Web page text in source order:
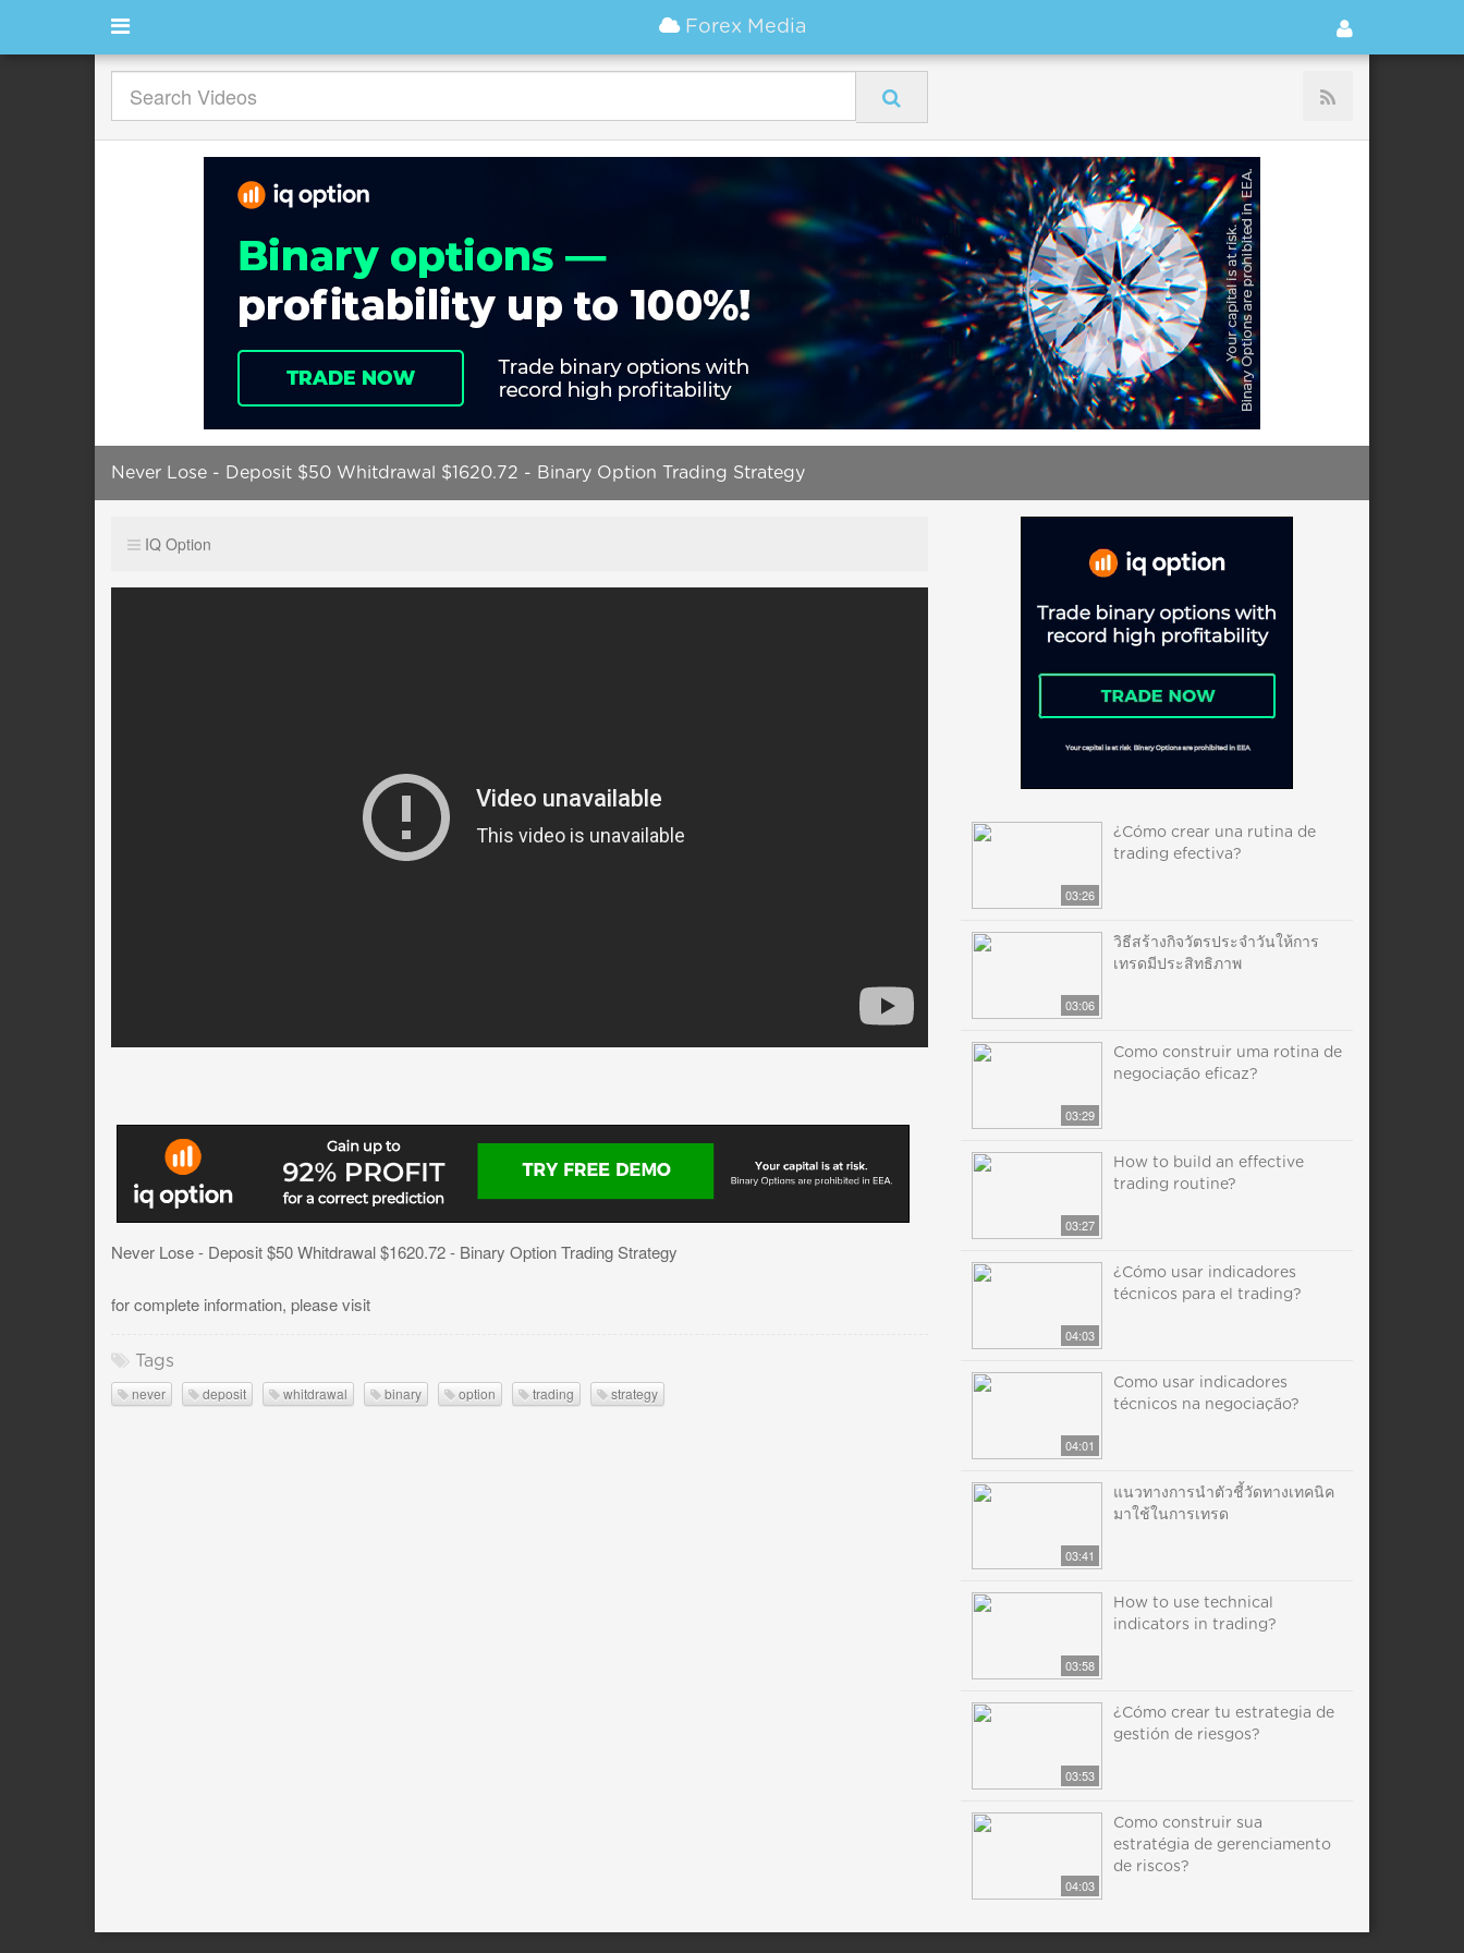
Forex Media
Never Lose - Deposit $50 Whitdrawal $1620.72 - Binary Option Trading Strategy
IQ Option
Never Lose - Deposit $50 Whitdrawal $1620.72 - Binary Option Trading Strategy
for complete information, please visit
Tags
never deposit whitdrawal binary option trading strategy
03:26
¿Cómo crear una rutina de
trading efectiva?
03:06
วิธีสร้างกิจวัตรประจำวันให้การ
เทรดมีประสิทธิภาพ
03:29
Como construir uma rotina de
negociação eficaz?
03:27
How to build an effective
trading routine?
04:03
¿Cómo usar indicadores
técnicos para el trading?
04:01
Como usar indicadores
técnicos na negociação?
03:41
แนวทางการนำตัวชี้วัดทางเทคนิค
มาใช้ในการเทรด
03:58
How to use technical
indicators in trading?
03:53
¿Cómo crear tu estrategia de
gestión de riesgos?
04:03
Como construir sua
estratégia de gerenciamento
de riscos?